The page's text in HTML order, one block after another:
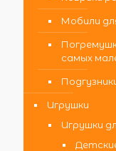
Мобили
самых
Игрушки
Игрушки